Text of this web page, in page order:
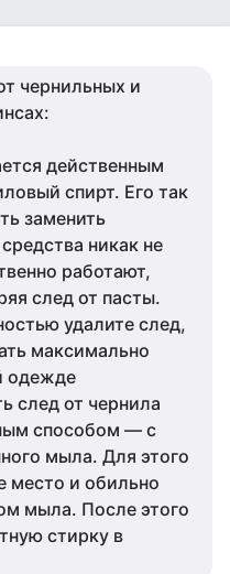
чернильных и
действенным
спирт. Его так
заменить
никак не
работают,
след от пасты.
удалите след,
максимально
одежде
след от чернила
способом — с
мыла. Для этого
место и обильно
мыла. После этого
стирку в